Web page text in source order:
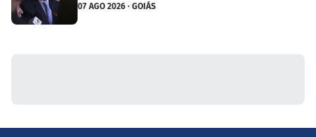
07 AGO 2026 · GOIÁS